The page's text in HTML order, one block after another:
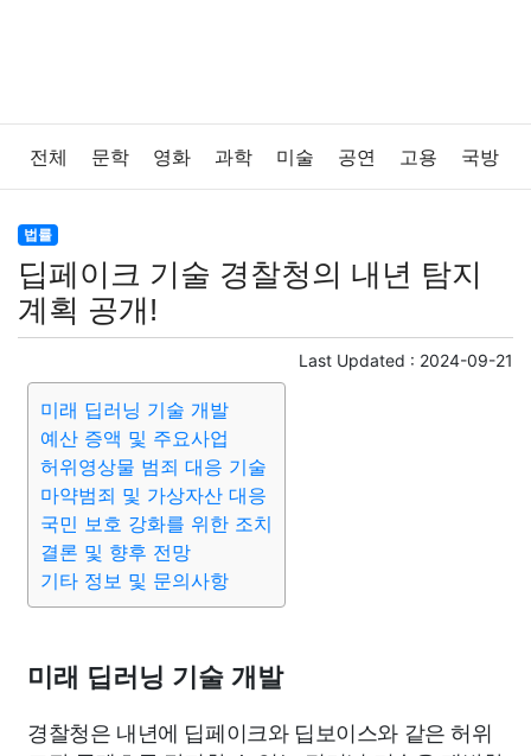
전체 문학 영화 과학 미술 공연 고용 국방
법률
보건 질병 가요 방송 일상 주식 암호화폐
반려동물 패션 미용
증권 인테리어 요리
게임 스포츠 사진 대출
맛집 IT 컴퓨터
의료 의학 경제 마케팅
교통 생활 기타
법률
딥페이크 기술 경찰청의 내년 탐지
계획 공개!
Last Updated : 2024-09-21
미래 딥러닝 기술 개발
예산 증액 및 주요사업
허위영상물 범죄 대응 기술
마약범죄 및 가상자산 대응
국민 보호 강화를 위한 조치
결론 및 향후 전망
기타 정보 및 문의사항
미래 딥러닝 기술 개발
경찰청은 내년에 딥페이크와 딥보이스와 같은 허위